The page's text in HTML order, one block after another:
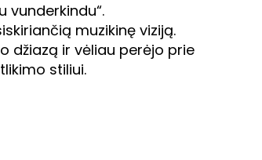
vunderkindu“.
muzikinę viziją.
džiazą ir vėliau perėjo prie
stiliui.